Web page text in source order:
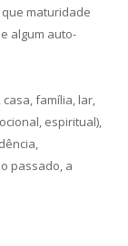
maturidade
algum auto-
família, lar,
espiritual),
passado, a